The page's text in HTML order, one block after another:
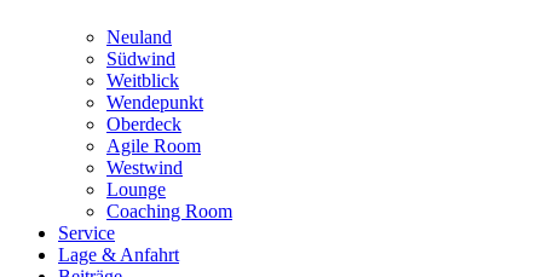
Neuland
Südwind
Weitblick
Wendepunkt
Oberdeck
Agile Room
Westwind
Lounge
Coaching Room
Service
Lage & Anfahrt